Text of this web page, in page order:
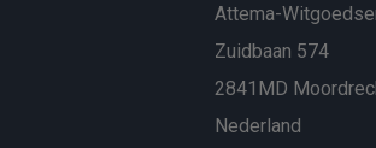
Attema-
Zuidbaan 574
2841MD
Nederland